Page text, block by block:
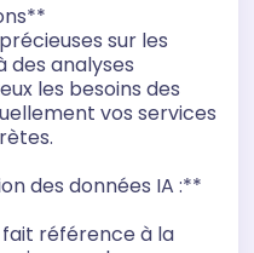
sur les
analyses
les besoins des
vos services
des données IA :**
fait référence à la